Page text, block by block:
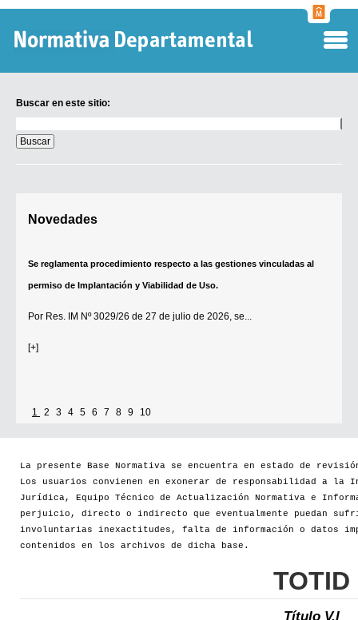
Buscar en este sitio:
en
este
sitio:
Novedades
Se reglamenta procedimiento respecto a las gestiones vinculadas al
permiso de Implantación y Viabilidad de Uso.
Por Res. IM Nº 3029/26 de 27 de julio de 2026, se...
[+]
1 2 3 4 5 6 7 8 9 10
La presente Base Normativa se encuentra en estado de
Los usuarios convienen en exonerar de responsabilidad a la
Jurídica, Equipo Técnico de Actualización Normativa e
perjuicio, directo o indirecto que eventualmente puedan
involuntarias inexactitudes, falta de información o datos
contenidos en los archivos de dicha base.
TOTID
Título V.I